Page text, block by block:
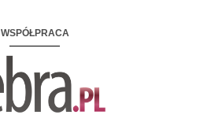
WSPÓŁPRACA